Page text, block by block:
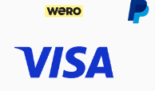
Highlights